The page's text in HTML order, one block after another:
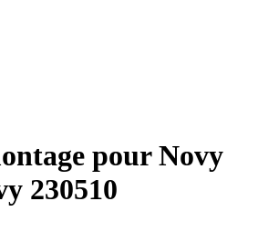
pour Novy
230510